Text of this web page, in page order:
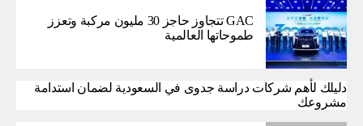
GAC تتجاوز حاجز 30 مليون مركبة وتعزز
طموحاتها العالمية
دليلك لأهم شركات دراسة جدوى في السعودية لضمان استدامة
مشروعك